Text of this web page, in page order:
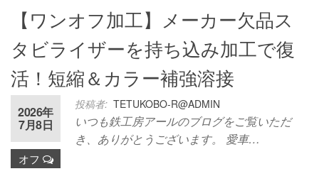
【ワンオフ加工】メーカー欠品ス
タビライザーを持ち込み加工で復
活！短縮＆カラー補強溶接
投稿者: TETUKOBO-R@ADMIN
2026年
7月8日
オフ
いつも鉄工房アールのブログをご覧いただ
き、ありがとうございます。 愛車…